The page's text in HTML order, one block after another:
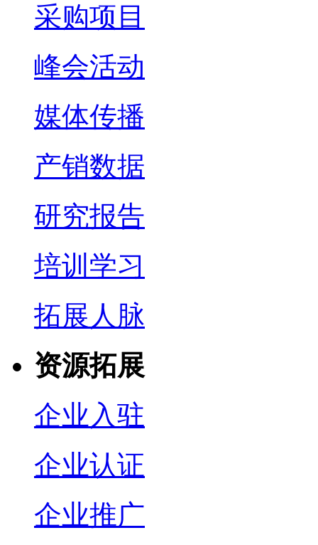
采购项目
峰会活动
媒体传播
产销数据
研究报告
培训学习
拓展人脉
资源拓展
企业入驻
企业认证
企业推广